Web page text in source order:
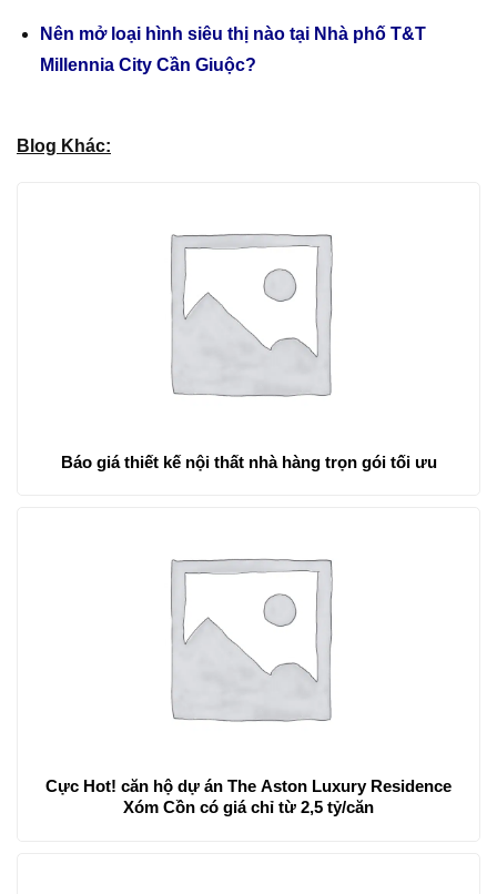
Nên mở loại hình siêu thị nào tại Nhà phố T&T
Millennia City Cần Giuộc?
Blog Khác:
Báo giá thiết kế nội thất nhà hàng trọn gói tối ưu
Cực Hot! căn hộ dự án The Aston Luxury Residence
Xóm Cồn có giá chỉ từ 2,5 tỷ/căn